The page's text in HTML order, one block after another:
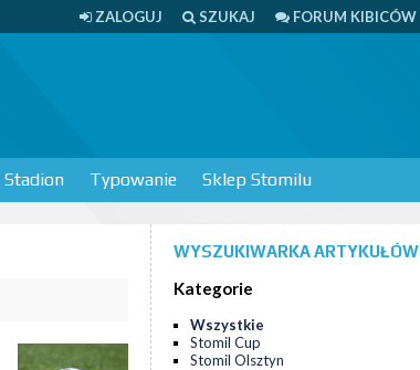
ZALOGUJ SZUKAJ FORUM KIBICÓW
Stadion Typowanie Sklep Stomilu
WYSZUKIWARKA ARTYKUŁÓW
Kategorie
Wszystkie
Stomil Cup
Stomil Olsztyn